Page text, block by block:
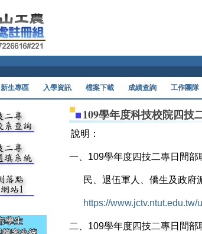
新生專區 入學資訊 檔案下載 成績查詢 工作團隊
109學年度科技校院四技
說明：
一、109學年度四技二專日間部
民、退伍軍人、僑生及政府
https://
二、109學年度四技二專日間